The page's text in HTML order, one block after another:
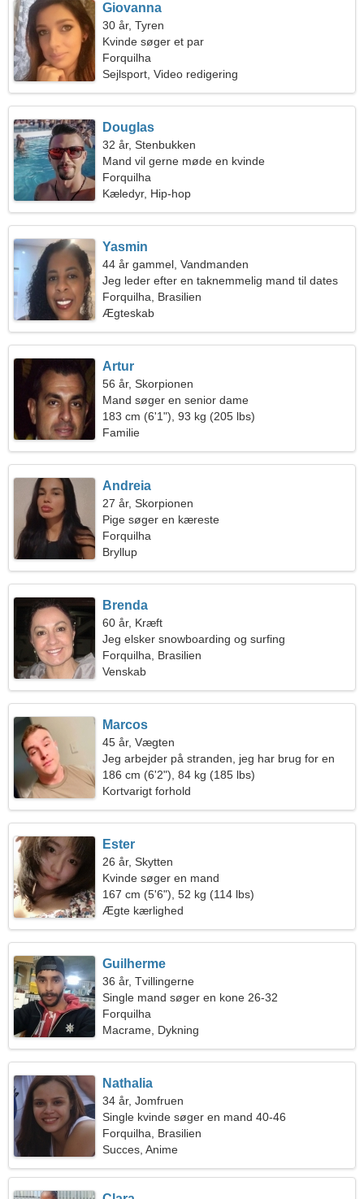
Giovanna
30 år, Tyren
Kvinde søger et par
Forquilha
Sejlsport, Video redigering
Douglas
32 år, Stenbukken
Mand vil gerne møde en kvinde
Forquilha
Kæledyr, Hip-hop
Yasmin
44 år gammel, Vandmanden
Jeg leder efter en taknemmelig mand til dates
Forquilha, Brasilien
Ægteskab
Artur
56 år, Skorpionen
Mand søger en senior dame
183 cm (6'1"), 93 kg (205 lbs)
Familie
Andreia
27 år, Skorpionen
Pige søger en kæreste
Forquilha
Bryllup
Brenda
60 år, Kræft
Jeg elsker snowboarding og surfing
Forquilha, Brasilien
Venskab
Marcos
45 år, Vægten
Jeg arbejder på stranden, jeg har brug for en
fantastisk kvinde
186 cm (6'2"), 84 kg (185 lbs)
Kortvarigt forhold
Ester
26 år, Skytten
Kvinde søger en mand
167 cm (5'6"), 52 kg (114 lbs)
Ægte kærlighed
Guilherme
36 år, Tvillingerne
Single mand søger en kone 26-32
Forquilha
Macrame, Dykning
Nathalia
34 år, Jomfruen
Single kvinde søger en mand 40-46
Forquilha, Brasilien
Succes, Anime